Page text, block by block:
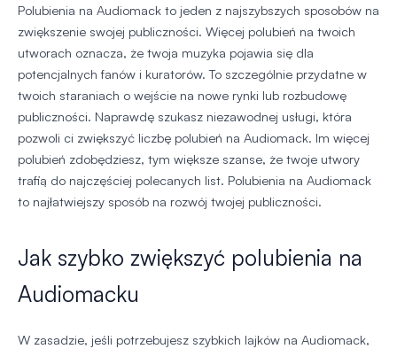
Polubienia na Audiomack to jeden z najszybszych sposobów na
zwiększenie swojej publiczności. Więcej polubień na twoich
utworach oznacza, że twoja muzyka pojawia się dla
potencjalnych fanów i kuratorów. To szczególnie przydatne w
twoich staraniach o wejście na nowe rynki lub rozbudowę
publiczności. Naprawdę szukasz niezawodnej usługi, która
pozwoli ci zwiększyć liczbę polubień na Audiomack. Im więcej
polubień zdobędziesz, tym większe szanse, że twoje utwory
trafią do najczęściej polecanych list. Polubienia na Audiomack
to najłatwiejszy sposób na rozwój twojej publiczności.
Jak szybko zwiększyć polubienia na
Audiomacku
W zasadzie, jeśli potrzebujesz szybkich lajków na Audiomack,